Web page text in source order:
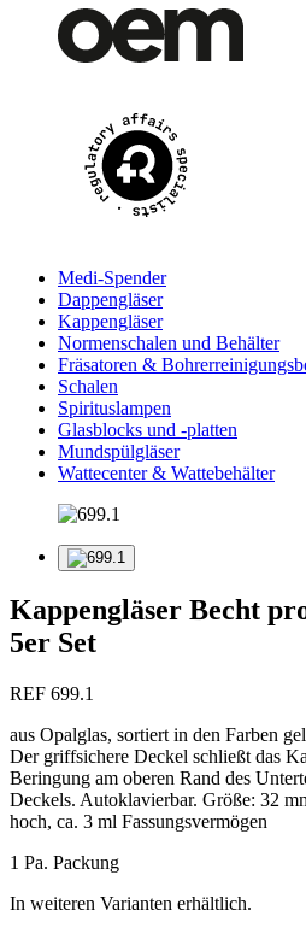
Medi-Spender
Dappengläser
Kappengläser
Normenschalen und Behälter
Fräsatoren &
Schalen
Spirituslampen
Glasblocks und -platten
Mundspülgläser
Wattecenter & Wattebehälter
Kappengläser Becht
5er Set
REF 699.1
aus Opalglas, sortiert in den Farben
Der griffsichere Deckel schließt das
Beringung am oberen Rand des
Deckels. Autoklavierbar. Größe: 32
hoch, ca. 3 ml Fassungsvermögen
1 Pa. Packung
In weiteren Varianten erhältlich.